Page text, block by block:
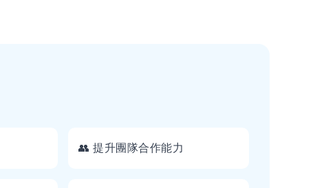
👥 提升團隊合作能力